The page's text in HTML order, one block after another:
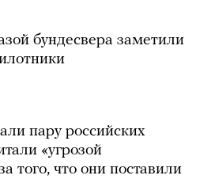
бундесвера заметили
пару российских
«угрозой
того, что они поставили